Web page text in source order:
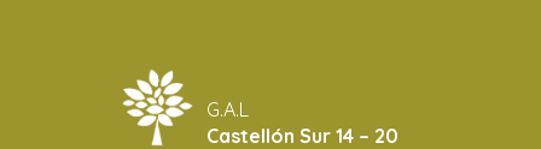
G.A.L
Castellón Sur 14 – 20